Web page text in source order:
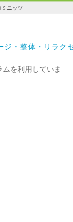
ニッツ
ジ・整体・リラク
を利用していま